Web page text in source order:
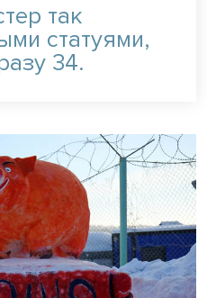
так
статуями,
34.